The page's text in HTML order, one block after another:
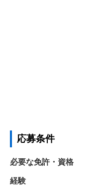
応募条件
必要な免許・資格
経験